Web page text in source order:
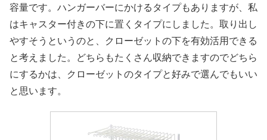
容量です。ハンガーバーにかけるタイプもありますが、私
はキャスター付きの下に置くタイプにしました。取り出し
やすそうというのと、クローゼットの下を有効活用できる
と考えました。どちらもたくさん収納できますのでどちら
にするかは、クローゼットのタイプと好みで選んでもいい
と思います。